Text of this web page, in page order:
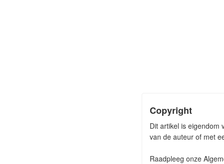
Copyright
Dit artikel is eigendom
van de auteur of met
Raadpleeg onze